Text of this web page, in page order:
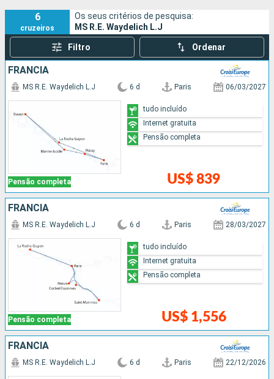
6
cruzeiros
Os seus critérios de pesquisa:
MS R.E. Waydelich L.J
Filtro Ordenar
FRANCIA
Pensão completa
MS R.E. Waydelich L.J 6 d Paris 06/03/2027
US$ 839
tudo incluído
Internet gratuita
Pensão completa
FRANCIA
Pensão completa
MS R.E. Waydelich L.J 6 d Paris 28/03/2027
US$ 1,556
tudo incluído
Internet gratuita
Pensão completa
FRANCIA
MS R.E. Waydelich L.J 6 d Paris 22/12/2026